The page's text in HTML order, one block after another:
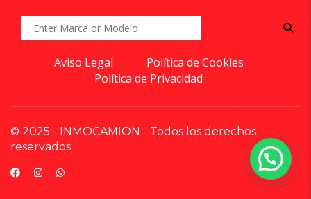
Aviso Legal
Política de Cookies
Política de Privacidad
© 2025 - INMOCAMION - Todos los derechos
reservados